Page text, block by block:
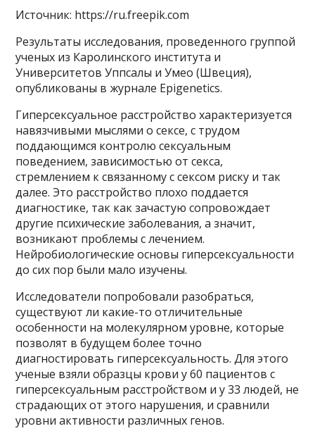
Источник: https://ru.freepik.com
Результаты исследования, проведенного группой
ученых из Каролинского института и
Университетов Уппсалы и Умео (Швеция),
опубликованы в журнале Epigenetics.
Гиперсексуальное расстройство характеризуется
навязчивыми мыслями о сексе, с трудом
поддающимся контролю сексуальным
поведением, зависимостью от секса,
стремлением к связанному с сексом риску и так
далее. Это расстройство плохо поддается
диагностике, так как зачастую сопровождает
другие психические заболевания, а значит,
возникают проблемы с лечением.
Нейробиологические основы гиперсексуальности
до сих пор были мало изучены.
Исследователи попробовали разобраться,
существуют ли какие-то отличительные
особенности на молекулярном уровне, которые
позволят в будущем более точно
диагностировать гиперсексуальность. Для этого
ученые взяли образцы крови у 60 пациентов с
гиперсексуальным расстройством и у 33 людей, не
страдающих от этого нарушения, и сравнили
уровни активности различных генов.